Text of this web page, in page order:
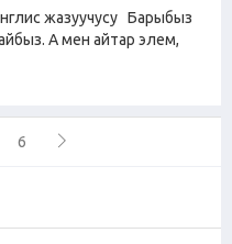
жазуучусу Барыбыз
А мен айтар элем,
6